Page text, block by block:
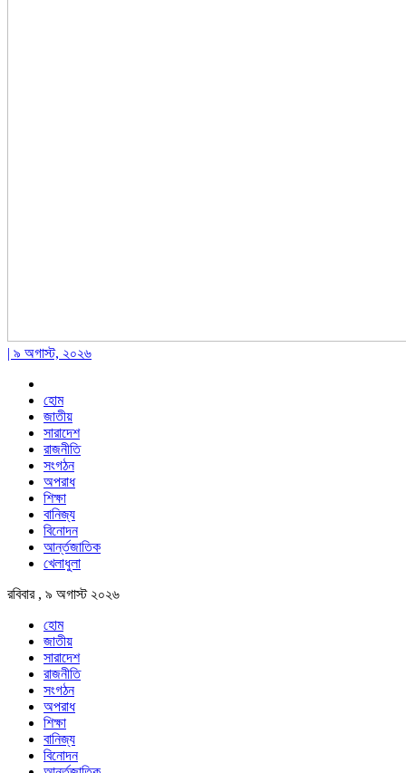
| ৯ অগাস্ট, ২০২৬
হোম
জাতীয়
সারাদেশ
রাজনীতি
সংগঠন
অপরাধ
শিক্ষা
বানিজ্য
বিনোদন
আর্ন্তজাতিক
খেলাধুলা
রবিবার , ৯ অগাস্ট ২০২৬
হোম
জাতীয়
সারাদেশ
রাজনীতি
সংগঠন
অপরাধ
শিক্ষা
বানিজ্য
বিনোদন